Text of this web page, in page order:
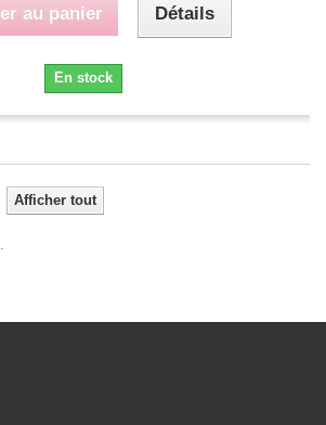
au panier Détails
En stock
Afficher tout